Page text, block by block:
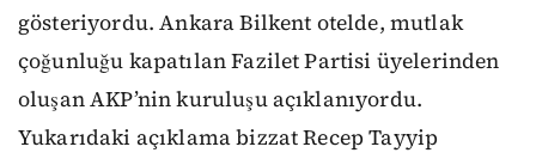
gösteriyordu. Ankara Bilkent otelde, mutlak
çoğunluğu kapatılan Fazilet Partisi üyelerinden
oluşan AKP’nin kuruluşu açıklanıyordu.
Yukarıdaki açıklama bizzat Recep Tayyip